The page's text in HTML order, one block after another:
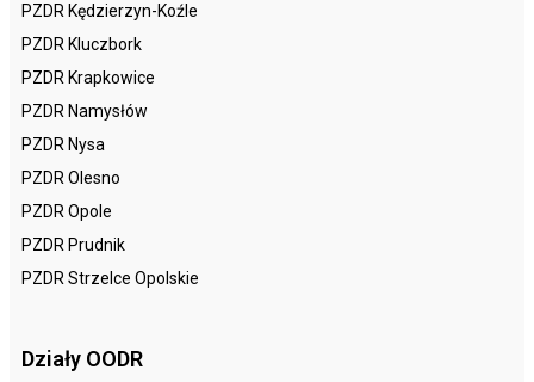
PZDR Kędzierzyn-Koźle
PZDR Kluczbork
PZDR Krapkowice
PZDR Namysłów
PZDR Nysa
PZDR Olesno
PZDR Opole
PZDR Prudnik
PZDR Strzelce Opolskie
Działy OODR